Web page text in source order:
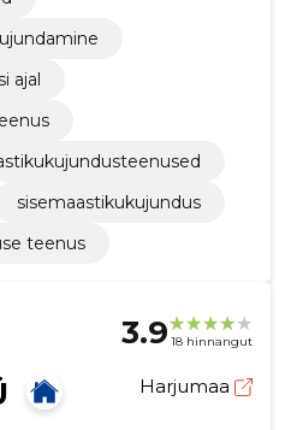
ajal
sisemaastikukujundus
teenus
3.9 18 hinnangut
Harjumaa